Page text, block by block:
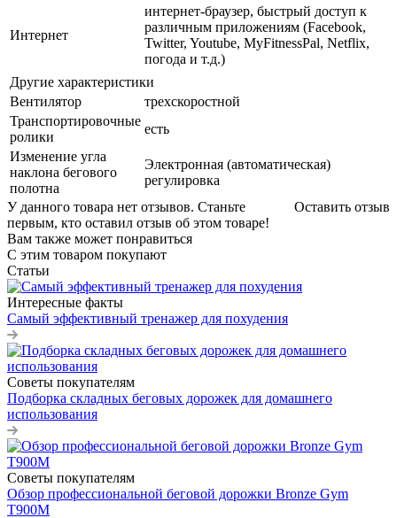
Интернет
интернет-браузер, быстрый доступ к
различным приложениям (Facebook,
Twitter, Youtube, MyFitnessPal, Netflix,
погода и т.д.)
Другие характеристики
Вентилятор
трехскоростной
Транспортировочные
ролики
есть
Изменение угла
наклона бегового
полотна
Электронная (автоматическая)
регулировка
Оставить отзыв
У данного товара нет отзывов. Станьте
первым, кто оставил отзыв об этом товаре!
Вам также может понравиться
С этим товаром покупают
Статьи
Интересные факты
Самый эффективный тренажер для похудения
Советы покупателям
Подборка складных беговых дорожек для домашнего
использования
Советы покупателям
Обзор профессиональной беговой дорожки Bronze Gym
T900M